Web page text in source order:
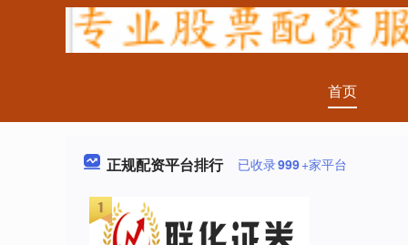
首页
正规配资平台排行 已收录999+家平台